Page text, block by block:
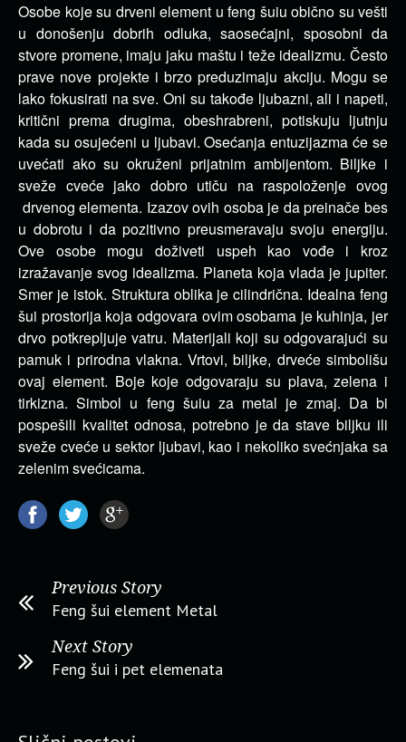
Osobe koje su drveni element u feng šuiu obično su vešti
u donošenju dobrih odluka, saosećajni, sposobni da
stvore promene, imaju jaku maštu i teže idealizmu. Često
prave nove projekte i brzo preduzimaju akciju. Mogu se
lako fokusirati na sve. Oni su takođe ljubazni, ali i napeti,
kritični prema drugima, obeshrabreni, potiskuju ljutnju
kada su osujećeni u ljubavi. Osećanja entuzijazma će se
uvećati ako su okruženi prijatnim ambijentom. Biljke i
sveže cveće jako dobro utiču na raspoloženje ovog
drvenog elementa. Izazov ovih osoba je da preinače bes
u dobrotu i da pozitivno preusmeravaju svoju energiju.
Ove osobe mogu doživeti uspeh kao vođe i kroz
izražavanje svog idealizma. Planeta koja vlada je jupiter.
Smer je istok. Struktura oblika je cilindrična. Idealna feng
šui prostorija koja odgovara ovim osobama je kuhinja, jer
drvo potkrepljuje vatru. Materijali koji su odgovarajući su
pamuk i prirodna vlakna. Vrtovi, biljke, drveće simbolišu
ovaj element. Boje koje odgovaraju su plava, zelena i
tirkizna. Simbol u feng šuiu za metal je zmaj. Da bi
pospešili kvalitet odnosa, potrebno je da stave biljku ili
sveže cveće u sektor ljubavi, kao i nekoliko svećnjaka sa
zelenim svećicama.
Previous Story
Feng šui element Metal
Next Story
Feng šui i pet elemenata